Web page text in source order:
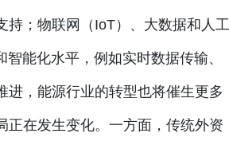
持；物联网（IoT）、大数据和人工
能化水平，例如实时数据传输、
，能源行业的转型也将催生更多
正在发生变化。一方面，传统外资